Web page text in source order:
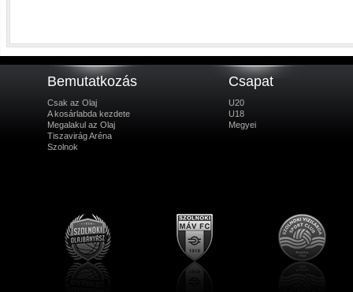
Bemutatkozás
Csak az Olaj
A kosárlabda kezdete
Megalakul az Olaj
Tiszavirág Aréna
Szolnok
Csapat
U20
U18
Megyei